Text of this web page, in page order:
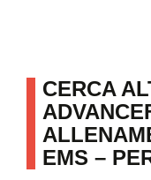
CERCA
EMS –